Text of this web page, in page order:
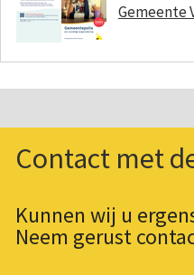
Gemeente
Contact met
Kunnen wij u
Neem gerust